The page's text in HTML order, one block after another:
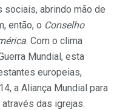
sociais, abrindo mão de
então, o Conselho
. Com o clima
Mundial, esta
europeias,
a Aliança Mundial para
das igrejas.